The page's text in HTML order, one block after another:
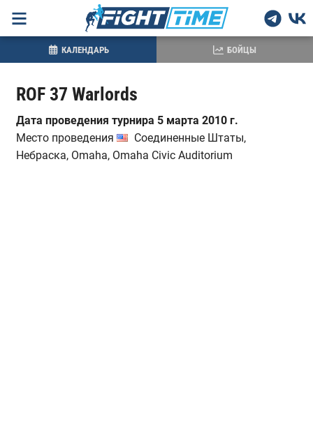
ROF 37 Warlords
Дата проведения турнира 5 марта 2010 г.
Место проведения
Соединенные Штаты,
Небраска, Omaha, Omaha Civic Auditorium
КАЛЕНДАРЬ БОЙЦЫ